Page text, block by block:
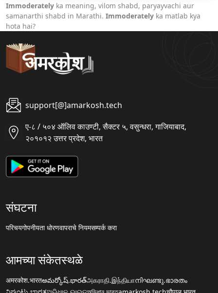
Immoderately ka meaning, vilom shabd, paryayvachi aur
samanarthi shabd in Marathi. Immoderately ka matlab kya
hota hai?
support[@]amarkosh.tech
ए-८ / ५०४ ऑलिव काउण्टी, सैक्टर ५, वसुन्धरा, गाजियाबाद,
२०१०१२ उत्तर प्रदेश, भारत
संघटना
परिचयगोपनीयता धोरणवापराचे नियमसम्पर्क करा
आमच्या संकेतस्थळे
अमरकोश.भारतఅమర్కోష్.భారత్அகராதி.இந்தியாനിഘണ്ടു.ഭാരതം